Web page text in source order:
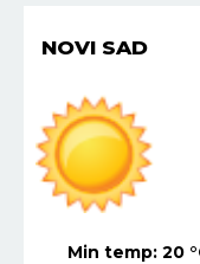
NIŠ
Min temp:21